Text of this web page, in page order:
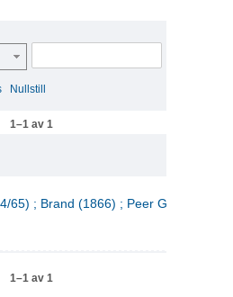
Nullstill
1–1 av 1
65) ; Brand (1866) ; Peer Gynt (1867)]
1–1 av 1